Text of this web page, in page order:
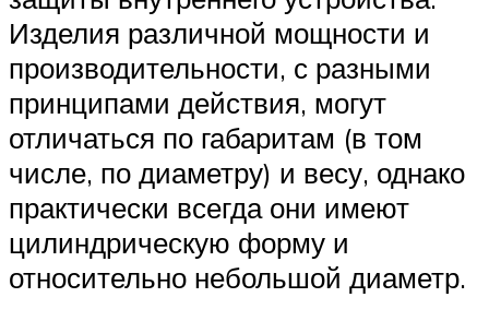
Изделия различной мощности и
производительности, с разными
принципами действия, могут
отличаться по габаритам (в том
числе, по диаметру) и весу, однако
практически всегда они имеют
цилиндрическую форму и
относительно небольшой диаметр.